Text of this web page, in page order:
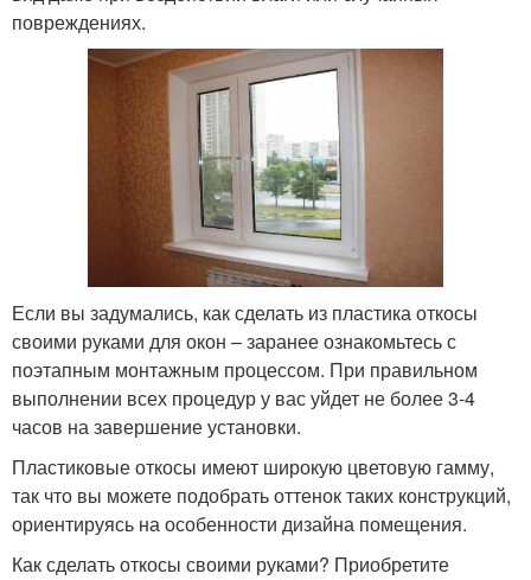
повреждениях.
Если вы задумались, как сделать из пластика откосы
своими руками для окон – заранее ознакомьтесь с
поэтапным монтажным процессом. При правильном
выполнении всех процедур у вас уйдет не более 3-4
часов на завершение установки.
Пластиковые откосы имеют широкую цветовую гамму,
так что вы можете подобрать оттенок таких конструкций,
ориентируясь на особенности дизайна помещения.
Как сделать откосы своими руками? Приобретите